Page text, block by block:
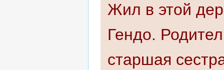
Жил в этой
Гендо.
старшая